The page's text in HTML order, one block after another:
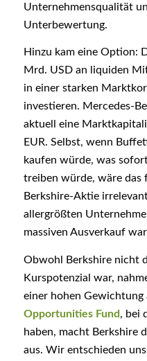
Unternehmensqualität
Unterbewertung.
Hinzu kam eine Option:
Mrd. USD an liquiden
in einer starken
investieren. Mercedes-
aktuell eine
EUR. Selbst, wenn
kaufen würde, was
treiben würde, wäre das
Berkshire-Aktie
allergrößten
massiven Ausverkauf
Obwohl Berkshire nicht
Kurspotenzial war,
einer hohen Gewichtung
Opportunities Fund, bei
haben, macht Berkshire
aus. Wir entschieden